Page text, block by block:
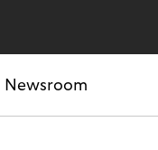
Newsroom